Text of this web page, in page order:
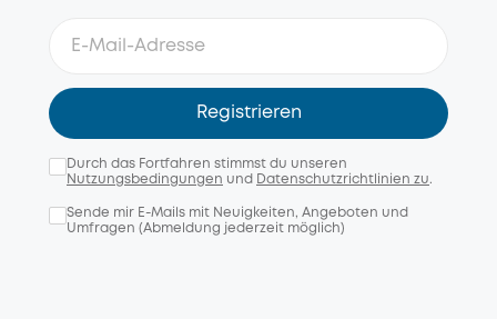
Registrieren
Durch das Fortfahren stimmst du unseren
Nutzungsbedingungen und Datenschutzrichtlinien zu.
Sende mir E-Mails mit Neuigkeiten, Angeboten und
Umfragen (Abmeldung jederzeit möglich)